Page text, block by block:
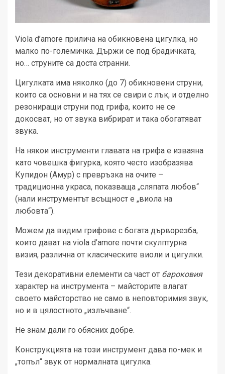
Viola d’amore прилича на обикновена цигулка, но
малко по-големичка. Държи се под брадичката,
но… струните са доста странни.
Цигулката има няколко (до 7) обикновени струни,
които са основни и на тях се свири с лък, и отделно
резониращи струни под грифа, които не се
докосват, но от звука вибрират и така обогатяват
звука.
На някои инструменти главата на грифа е изваяна
като човешка фигурка, която често изобразява
Купидон (Амур) с превръзка на очите –
традиционна украса, показваща „сляпата любов“
(нали инструментът всъщност е „виола на
любовта“).
Можем да видим грифове с богата дърворезба,
които дават на viola d’amore почти скулптурна
визия, различна от класическите виоли и цигулки.
Тези декоративни елементи са част от бароковия
характер на инструмента – майсторите влагат
своето майсторство не само в неповторимия звук,
но и в цялостното „излъчване“.
Не знам дали го обясних добре.
Конструкцията на този инструмент дава по-мек и
„топъл“ звук от нормалната цигулка.